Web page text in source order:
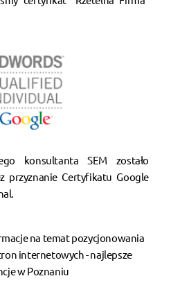
konsultanta SEM zostało
przyznanie Certyfikatu Google